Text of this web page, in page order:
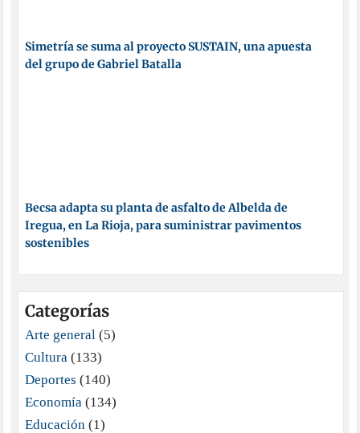
Simetría se suma al proyecto SUSTAIN, una apuesta
del grupo de Gabriel Batalla
Becsa adapta su planta de asfalto de Albelda de
Iregua, en La Rioja, para suministrar pavimentos
sostenibles
Categorías
Arte general(5)
Cultura(133)
Deportes (140)
Economía(134)
Educación(1)